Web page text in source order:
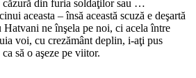
căzură din furia soldaţilor sau …
aceasta – însă această scuză e deşartă
Hatvani ne înşela pe noi, ci acela între
voi, cu crezământ deplin, i-aţi pus
să o aşeze pe viitor.